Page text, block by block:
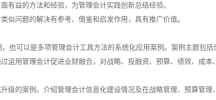
有益的方法和经验，为管理会计实践创新总结经验。
似问题的解决有参考、借鉴和启发作用，具有推广价值。
也可以是多项管理会计工具方法的系统化应用案例。案例主题包括
运用管理会计促进业财融合，对战略、投融资、预算、绩效、成本
级的案例。介绍管理会计信息化建设情况及在战略管理、预算管